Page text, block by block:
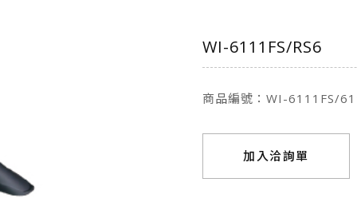
WI-6111FS/RS6
商品編號：WI-6111FS/
加入洽詢單